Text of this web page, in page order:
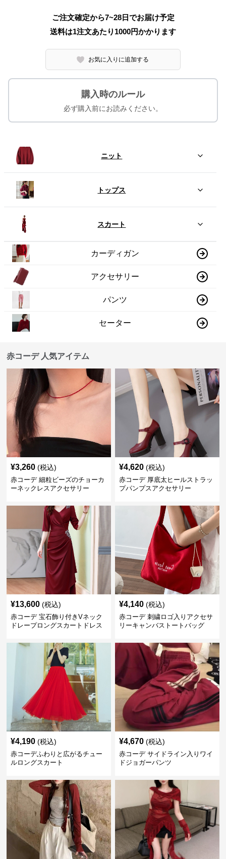
ご注文確定から7~28日でお届け予定
送料は1注文あたり 1000円かかります
お気に入りに追加する
購入時のルール
必ず購入前にお読みください。
ニット
トップス
スカート
カーディガン
アクセサリー
パンツ
セーター
赤コーデ 人気アイテム
¥3,260 (税込)
赤コーデ 細粒ビーズのチョーカ
ーネックレスアクセサリー
¥4,620 (税込)
赤コーデ 厚底太ヒールストラッ
プパンプスアクセサリー
¥13,600 (税込)
赤コーデ 宝石飾り付きVネック
ドレープロングスカートドレス
¥4,140 (税込)
赤コーデ 刺繍ロゴ入りアクセサ
リーキャンバストートバッグ
¥4,190 (税込)
赤コーデふわりと広がるチュー
ルロングスカート
¥4,670 (税込)
赤コーデ サイドライン入りワイ
ドジョガーパンツ